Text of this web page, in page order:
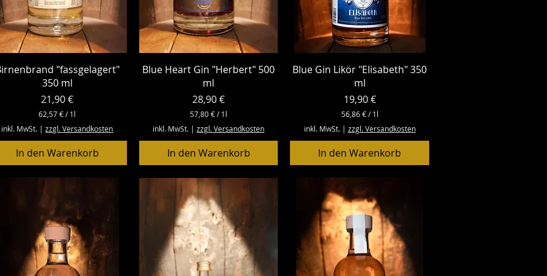
Schnellansicht
"fassgelagert"
350 ml
Preis
21,90 €
62,57 € /1l
6
2
,
5
7
1
i
t
e
r
inkl. MwSt. |zzgl. Versandkosten
In den Warenkorb
Schnellansicht
Blue Heart Gin "Herbert" 500
ml
Preis
28,90 €
57,80 €/1l
5
7
,
8
0
€
r
o
1
L
i
t
e
r
inkl. MwSt. |zzgl. Versandkosten
In den Warenkorb
Schnellansicht
Blue Gin Likör "Elisabeth" 350
ml
Preis
19,90 €
56,86 € /1l
5
6
,
8
6
p
r
o
t
e
r
inkl. MwSt.| zzgl. Versandkosten
In den Warenkorb